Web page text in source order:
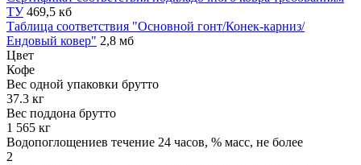
ТУ 469,5 кб
Таблица соответствия "Основной гонт/Конек-карниз/
Ендовый ковер" 2,8 мб
Цвет
Кофе
Вес одной упаковки брутто
37.3 кг
Вес поддона брутто
1 565 кг
Водопоглощениев течение 24 часов, % масс, не более
2